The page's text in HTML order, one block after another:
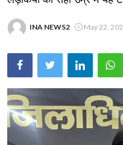
INA NEWS2 May 22,